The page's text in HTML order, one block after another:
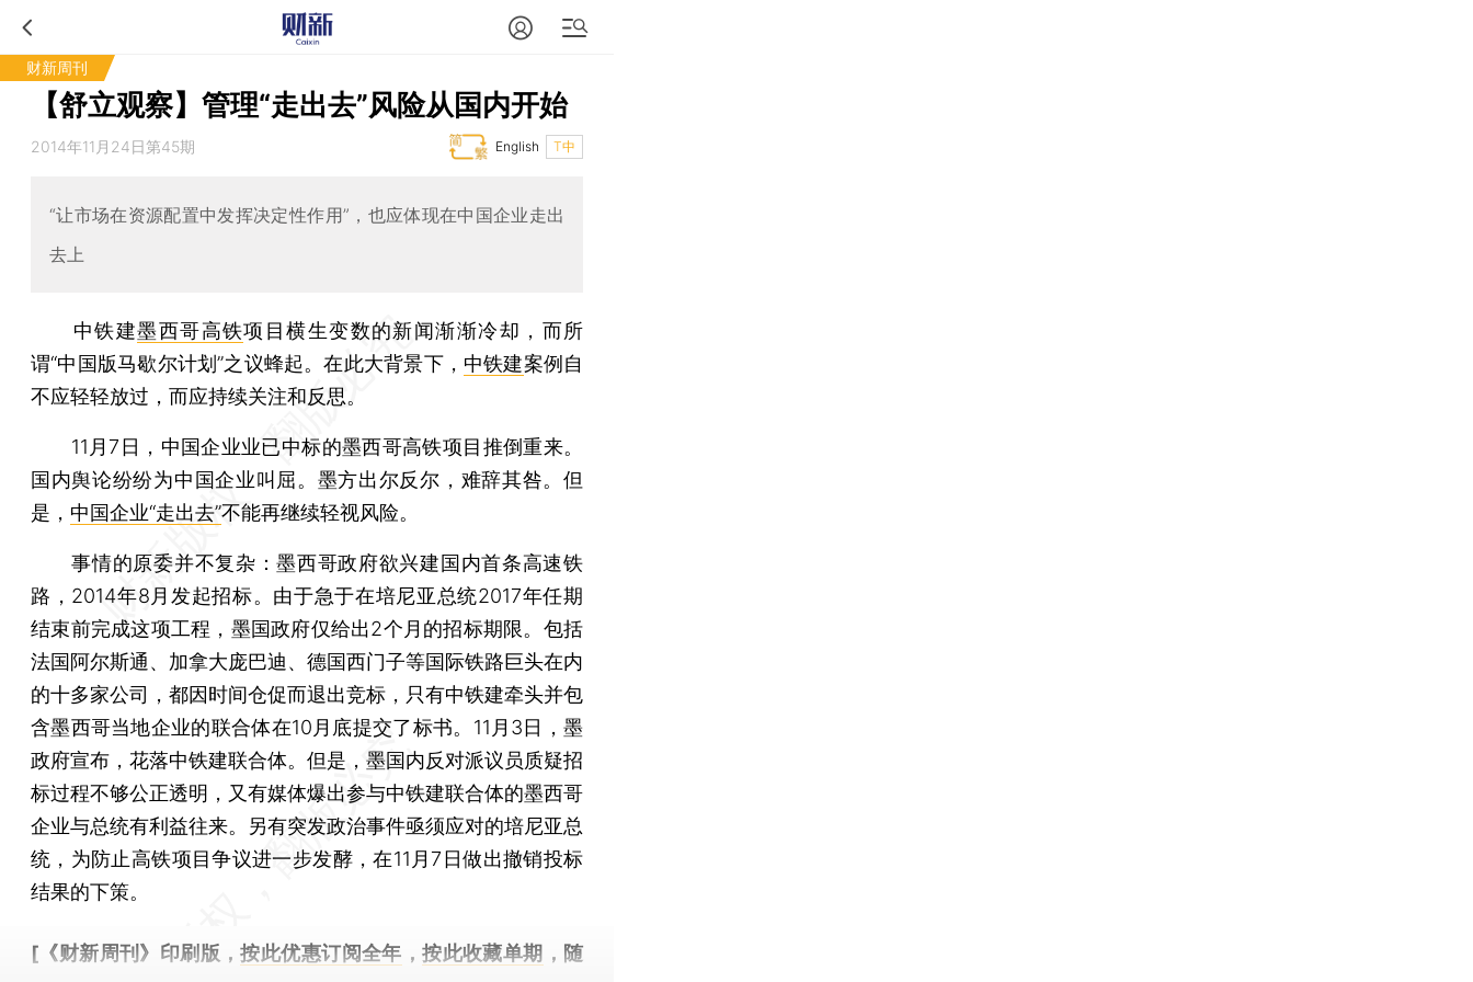
财新周刊
【舒立观察】管理“走出去”风险从国内开始
2014年11月24日第45期 T中
English
“让市场在资源配置中发挥决定性作用”，也应体现在中国企业走出
去上
中铁建墨西哥高铁项目横生变数的新闻渐渐冷却，而所
谓“中国版马歇尔计划”之议蜂起。在此大背景下， 中铁建案例自
不应轻轻放过，而应持续关注和反思。
11月7日，中国企业业已中标的墨西哥高铁项目推倒重来。
国内舆论纷纷为中国企业叫屈。墨方出尔反尔，难辞其咎。但
是， 中国企业“走出去”不能再继续轻视风险。
事情的原委并不复杂：墨西哥政府欲兴建国内首条高速铁
路，2014年8月发起招标。由于急于在培尼亚总统2017年任期
结束前完成这项工程，墨国政府仅给出2个月的招标期限。包括
法国阿尔斯通、加拿大庞巴迪、德国西门子等国际铁路巨头在内
的十多家公司，都因时间仓促而退出竞标，只有中铁建牵头并包
含墨西哥当地企业的联合体在10月底提交了标书。11月3日，墨
政府宣布，花落中铁建联合体。但是，墨国内反对派议员质疑招
标过程不够公正透明，又有媒体爆出参与中铁建联合体的墨西哥
企业与总统有利益往来。另有突发政治事件亟须应对的培尼亚总
统，为防止高铁项目争议进一步发酵，在11月7日做出撤销投标
结果的下策。
[《财新周刊》印刷版，按此优惠订阅全年 ，按此收藏单期 ，随